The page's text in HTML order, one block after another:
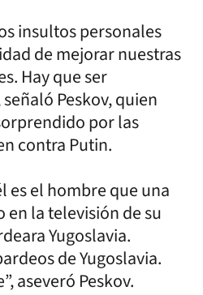
insultos personales
de mejorar nuestras
Hay que ser
Peskov, quien
por las
contra Putin.
es el hombre que una
en la televisión de su
Yugoslavia.
de Yugoslavia.
aseveró Peskov.